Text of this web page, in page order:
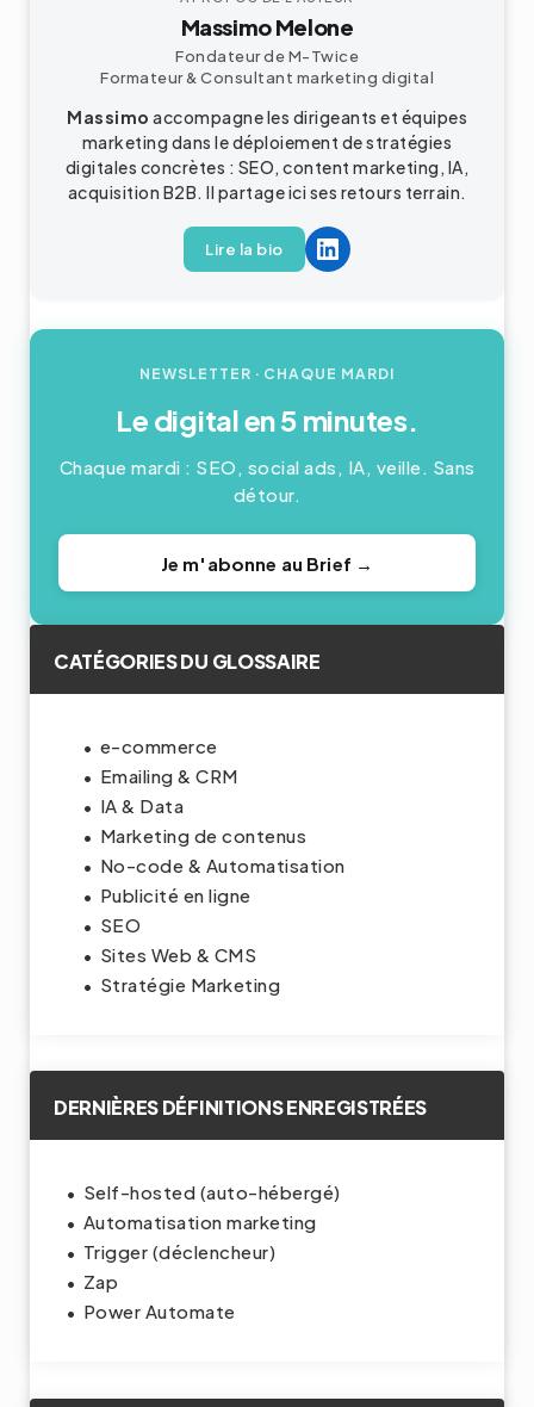
Massimo Melone
Fondateur de M-Twice
Formateur & Consultant marketing digital
Massimo accompagne les dirigeants et équipes
marketing dans le déploiement de stratégies
digitales concrètes : SEO, content marketing, IA,
acquisition B2B. Il partage ici ses retours terrain.
Lire la bio
NEWSLETTER · CHAQUE MARDI
Le digital en 5 minutes.
Chaque mardi : SEO, social ads, IA, veille. Sans
détour.
Je m'abonne au Brief →
CATÉGORIES DU GLOSSAIRE
e-commerce
Emailing & CRM
IA & Data
Marketing de contenus
No-code & Automatisation
Publicité en ligne
SEO
Sites Web & CMS
Stratégie Marketing
DERNIÈRES DÉFINITIONS ENREGISTRÉES
Self-hosted (auto-hébergé)
Automatisation marketing
Trigger (déclencheur)
Zap
Power Automate